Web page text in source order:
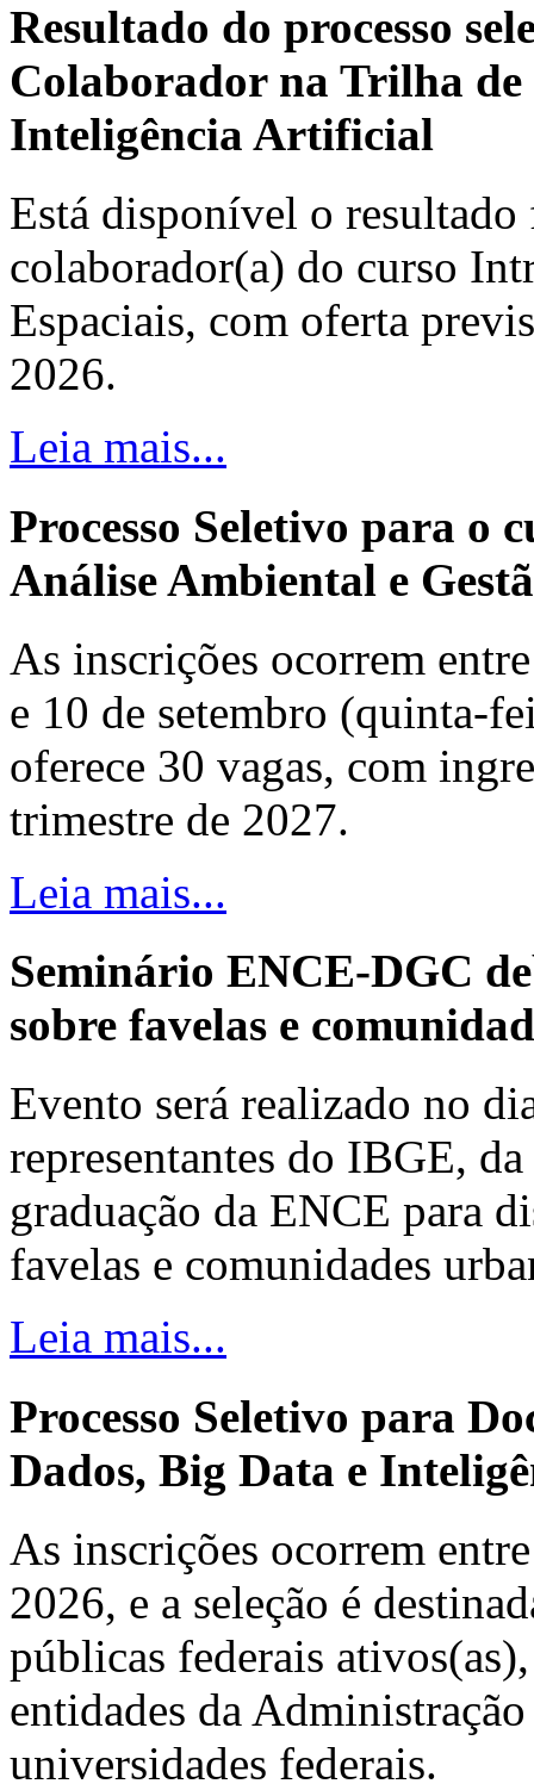
Resultado do processo
Colaborador na Trilha de
Inteligência Artificial
Está disponível o resultado
colaborador(a) do curso
Espaciais, com oferta
2026.
Leia mais...
Processo Seletivo para o
Análise Ambiental e
As inscrições ocorrem
e 10 de setembro (quinta-
oferece 30 vagas, com
trimestre de 2027.
Leia mais...
Seminário ENCE-DGC
sobre favelas e
Evento será realizado no
representantes do IBGE,
graduação da ENCE para
favelas e comunidades
Leia mais...
Processo Seletivo para
Dados, Big Data e
As inscrições ocorrem
2026, e a seleção é
públicas federais
entidades da
universidades federais.